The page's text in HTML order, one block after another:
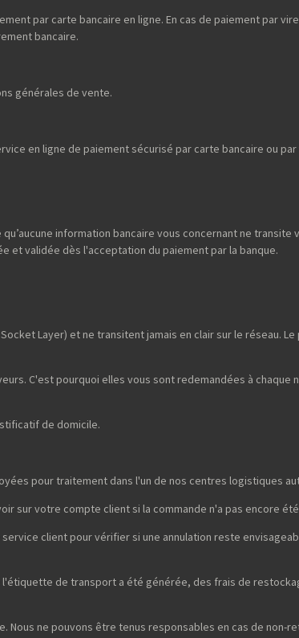
par carte bancaire en ligne. En cas de paiement par
bancaire.
générales de vente.
en ligne de paiement sécurisé par carte bancaire ou
information bancaire vous concernant ne transite
et validée dès l'acceptation du paiement par la banque.
Layer) et ne transitent jamais en clair sur le réseau.
C'est pourquoi elles vous sont redemandées à chaque
de domicile.
pour traitement dans l'un de nos centres logistiques
sur votre compte client si la commande n'a pas encore
client pour vérifier si une annulation reste
de transport a été générée, des frais de
ne pouvons être tenus responsables en cas de non-